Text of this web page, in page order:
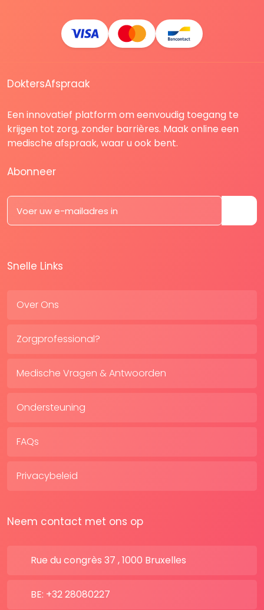
DoktersAfspraak
Een innovatief platform om eenvoudig toegang te
krijgen tot zorg, zonder barrières. Maak online een
medische afspraak, waar u ook bent.
Abonneer
Snelle Links
Over Ons
Zorgprofessional?
Medische Vragen & Antwoorden
Ondersteuning
FAQs
Privacybeleid
Neem contact met ons op
Rue du congrès 37 , 1000 Bruxelles
BE: +32 28080227